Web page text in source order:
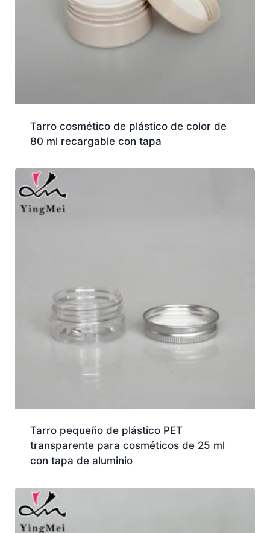
Tarro cosmético de plástico de color de
80 ml recargable con tapa
Tarro pequeño de plástico PET
transparente para cosméticos de 25 ml
con tapa de aluminio